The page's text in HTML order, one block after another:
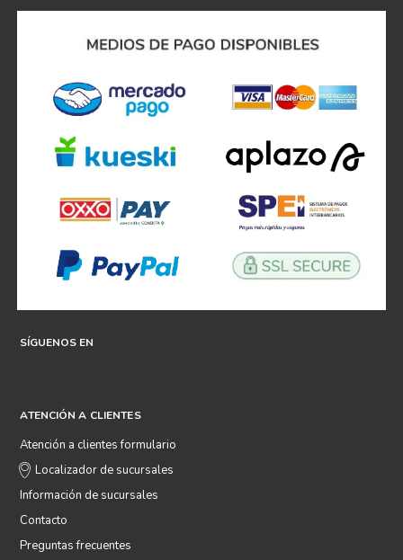
SÍGUENOS EN
ATENCIÓN A CLIENTES
Atención a clientes formulario
Localizador de sucursales
Información de sucursales
Contacto
Preguntas frecuentes